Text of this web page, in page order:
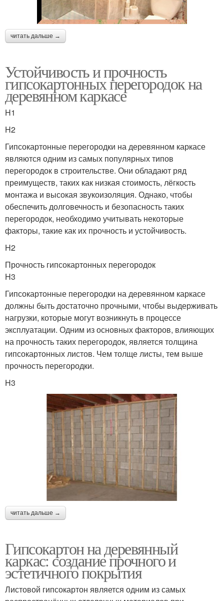
читать дальше →
Устойчивость и прочность
гипсокартонных перегородок на
деревянном каркасе
H1
H2
Гипсокартонные перегородки на деревянном каркасе
являются одним из самых популярных типов
перегородок в строительстве. Они обладают ряд
преимуществ, таких как низкая стоимость, лёгкость
монтажа и высокая звукоизоляция. Однако, чтобы
обеспечить долговечность и безопасность таких
перегородок, необходимо учитывать некоторые
факторы, такие как их прочность и устойчивость.
H2
Прочность гипсокартонных перегородок
H3
Гипсокартонные перегородки на деревянном каркасе
должны быть достаточно прочными, чтобы выдерживать
нагрузки, которые могут возникнуть в процессе
эксплуатации. Одним из основных факторов, влияющих
на прочность таких перегородок, является толщина
гипсокартонных листов. Чем толще листы, тем выше
прочность перегородки.
H3
читать дальше →
Гипсокартон на деревянный
каркас: создание прочного и
эстетичного покрытия
Листовой гипсокартон является одним из самых